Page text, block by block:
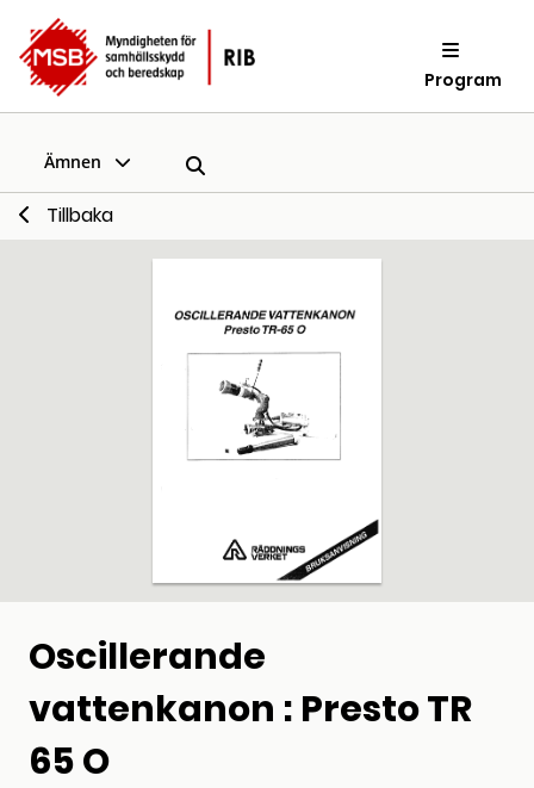
Program
Ämnen
Tillbaka
Oscillerande
vattenkanon : Presto TR
65 O